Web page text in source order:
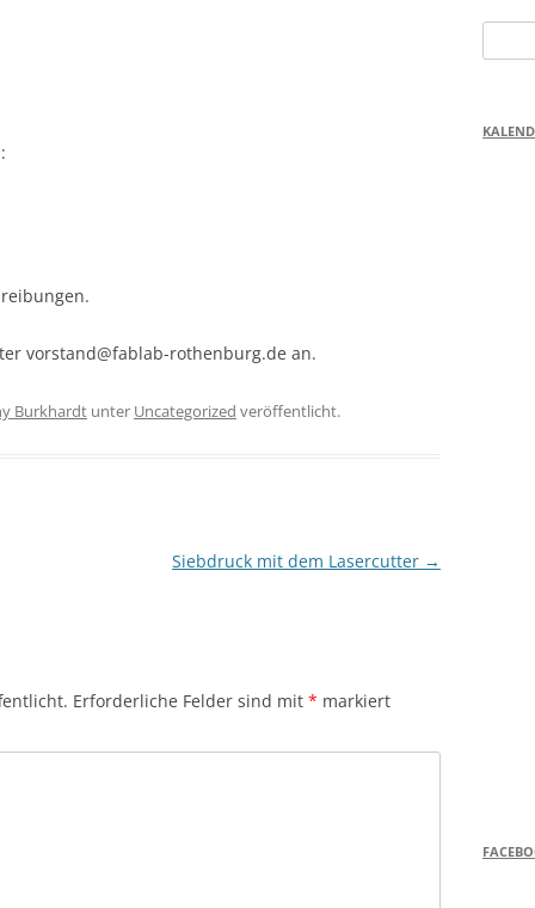
vorstand@fablab-rothenburg.de an.
Burkhardt unter Uncategorized veröffentlicht.
Siebdruck mit dem Lasercutter →
Erforderliche Felder sind mit * markiert
nach: